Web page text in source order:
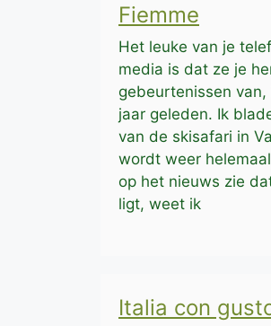
Fiemme
Het leuke van je
media is dat ze je
gebeurtenissen
jaar geleden. Ik
van de skisafari in
wordt weer
op het nieuws zie
ligt, weet ik
Italia con